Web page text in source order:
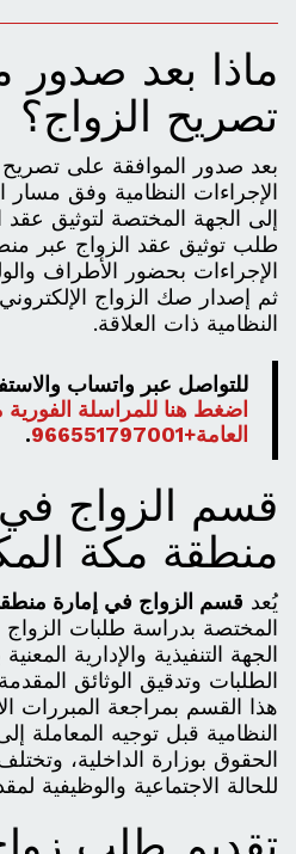
ماذا بعد صدور
تصريح الزواج؟
بعد صدور الموافقة على تصريح
الإجراءات النظامية وفق مسار
إلى الجهة المختصة لتوثيق عقد
طلب توثيق عقد الزواج عبر
الإجراءات بحضور الأطراف
ثم إصدار صك الزواج
النظامية ذات العلاقة.
للتواصل عبر واتساب
اضغط هنا للمراسلة
العامة+966551797001
.
قسم الزواج في
منطقة مكة
يُعد قسم الزواج في إمارة
المختصة بدراسة طلبات
الجهة التنفيذية والإدارية
الطلبات وتدقيق الوثائق
هذا القسم بمراجعة المبررات
النظامية قبل توجيه المعاملة
الحقوق بوزارة الداخلية،
للحالة الاجتماعية والوظيفية